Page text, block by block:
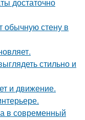
обычную стену в
стильно и
и движение.
в современный